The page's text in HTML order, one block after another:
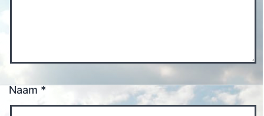
Naam *